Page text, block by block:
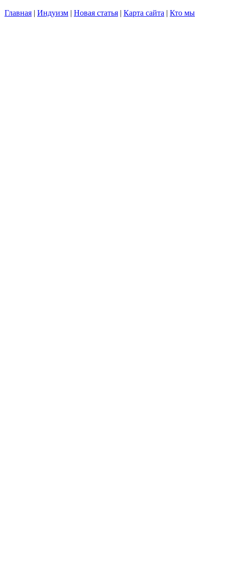
Главная | Индуизм | Новая статья | Карта сайта | Кто мы